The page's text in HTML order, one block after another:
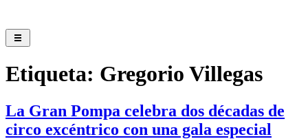
contenido
Etiqueta: Gregorio Villegas
La Gran Pompa celebra dos décadas de
circo excéntrico con una gala especial